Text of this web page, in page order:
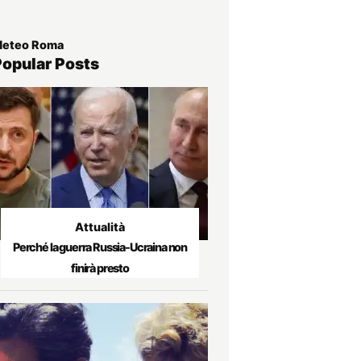
Roma
Posts
Attualità
Perché la guerra Russia-Ucraina non
finirà presto